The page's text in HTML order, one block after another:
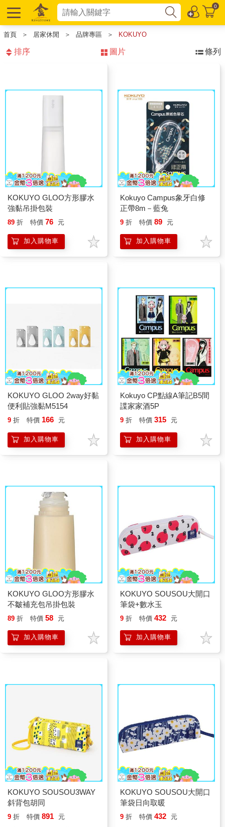
0
首頁 ＞ 居家休閒 ＞ 品牌專區 ＞ KOKUYO
排序 圖片 條列
KOKUYO GLOO方形膠水
強黏吊掛包裝
89 折 特價 76 元
加入購物車
Kokuyo Campus象牙白修
正帶8m－藍兔
9 折 特價 89 元
加入購物車
KOKUYO GLOO 2way好黏
便利貼強黏M5154
9 折 特價 166 元
加入購物車
Kokuyo CP點線A筆記B5間
諜家家酒5P
9 折 特價 315 元
加入購物車
KOKUYO GLOO方形膠水
不皺補充包吊掛包裝
89 折 特價 58 元
加入購物車
KOKUYO SOUSOU大開口
筆袋+數水玉
9 折 特價 432 元
加入購物車
KOKUYO SOUSOU3WAY
斜背包胡同
9 折 特價 891 元
KOKUYO SOUSOU大開口
筆袋日向取暖
9 折 特價 432 元